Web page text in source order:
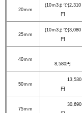
20ｍｍ
(10ｍ3まで)2,310
円
25ｍｍ
(10ｍ3まで)3,080
円
40ｍｍ
8,580円
50ｍｍ
13,530
円
75ｍｍ
30,690